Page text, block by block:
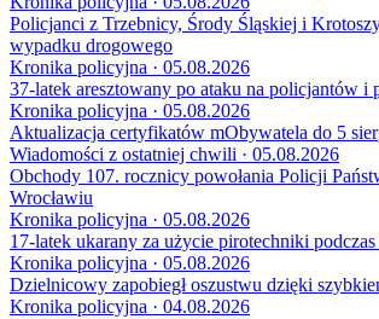
Policjanci z Trzebnicy, Środy Śląskiej i
wypadku drogowego
Kronika policyjna · 05.08.2026
37-latek aresztowany po ataku na policjantów i
Kronika policyjna · 05.08.2026
Aktualizacja certyfikatów mObywatela do 5
Wiadomości z ostatniej chwili · 05.08.2026
Obchody 107. rocznicy powołania Policji
Wrocławiu
Kronika policyjna · 05.08.2026
17-latek ukarany za użycie pirotechniki
Kronika policyjna · 05.08.2026
Dzielnicowy zapobiegł oszustwu dzięki
Kronika policyjna · 04.08.2026